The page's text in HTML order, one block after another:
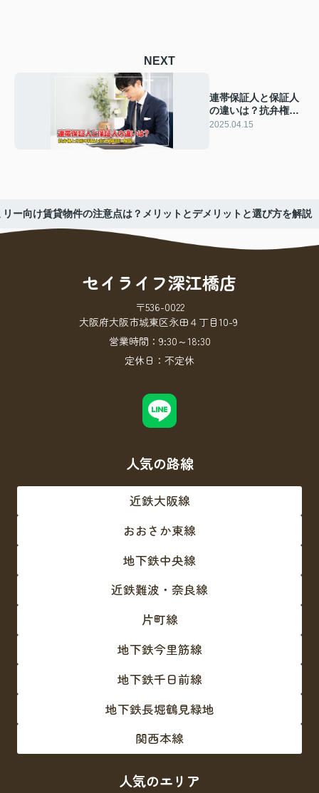
NEXT
連帯保証人と保証人
の違いは？抗弁権と
分別の利益と自己破
2025.04.15
リー向け賃貸物件の注意点は？メリットとデメリットと選び方を解説
セイライフ深江橋店
〒536-0022
大阪府大阪市城東区永田４丁目10-9
営業時間： 9:30～18:30
定休日： 不定休
人気の路線
近鉄大阪線
おおさか東線
地下鉄中央線
近鉄難波・奈良線
片町線
地下鉄今里筋線
地下鉄千日前線
地下鉄長堀鶴見緑地
関西本線
人気のエリア